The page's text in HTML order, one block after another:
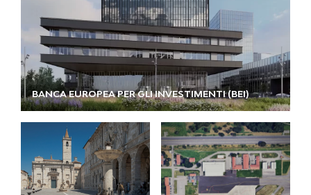
BANCA EUROPEA PER GLI INVESTIMENTI (BEI)